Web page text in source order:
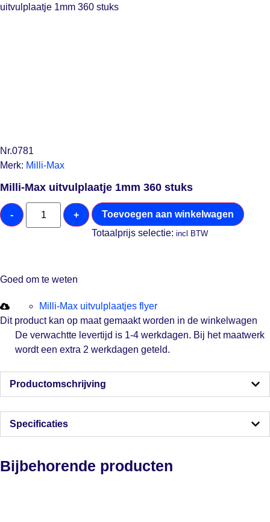
uitvulplaatje 1mm 360 stuks
Nr.0781
Merk: Milli-Max
Milli-Max uitvulplaatje 1mm 360 stuks
- +
Toevoegen aan winkelwagen
Totaalprijs selectie:incl BTW
Goed om te weten
Milli-Max uitvulplaatjes flyer
Dit product kan op maat gemaakt worden in de winkelwagen
De verwachtte levertijd is 1-4 werkdagen. Bij het maatwerk
wordt een extra 2 werkdagen geteld.
Productomschrijving
Specificaties
Bijbehorende producten